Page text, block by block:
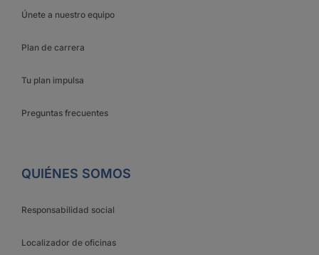
Únete a nuestro equipo
Plan de carrera
Tu plan impulsa
Preguntas frecuentes
QUIÉNES SOMOS
Responsabilidad social
Localizador de oficinas